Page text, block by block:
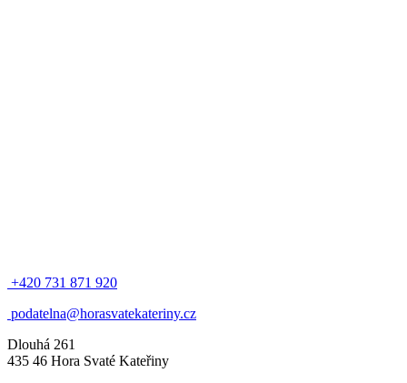
+420 731 871 920
podatelna@horasvatekateriny.cz
Dlouhá 261
435 46 Hora Svaté Kateřiny